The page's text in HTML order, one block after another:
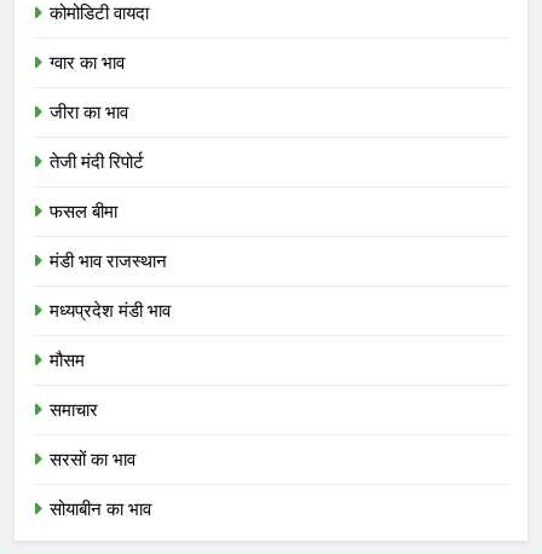
कोमोडिटी वायदा
ग्वार का भाव
जीरा का भाव
तेजी मंदी रिपोर्ट
फसल बीमा
मंडी भाव राजस्थान
मध्यप्रदेश मंडी भाव
मौसम
समाचार
सरसों का भाव
सोयाबीन का भाव